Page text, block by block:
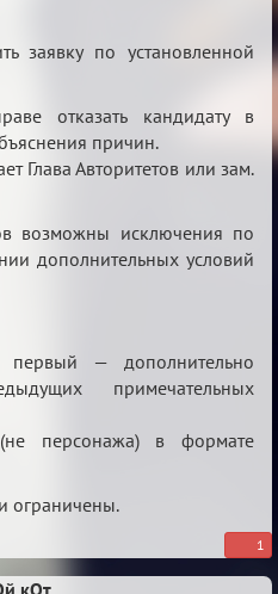
заявку по установленной
отказать кандидату в
причин.
Глава Авторитетов или зам.
возможны исключения по
дополнительных условий
— дополнительно
примечательных
персонажа) в формате
ограничены.
1
кОт